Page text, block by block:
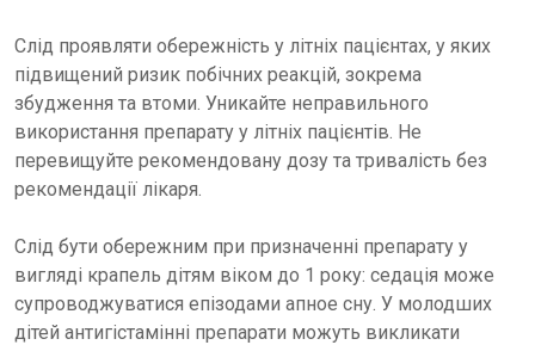
Слід проявляти обережність у літніх пацієнтах, у яких
підвищений ризик побічних реакцій, зокрема
збудження та втоми. Уникайте неправильного
використання препарату у літніх пацієнтів. Не
перевищуйте рекомендовану дозу та тривалість без
рекомендації лікаря.
Слід бути обережним при призначенні препарату у
вигляді крапель дітям віком до 1 року: седація може
супроводжуватися епізодами апное сну. У молодших
дітей антигістамінні препарати можуть викликати